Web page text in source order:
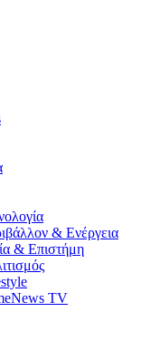
& Ενέργεια
& Επιστήμη
TV